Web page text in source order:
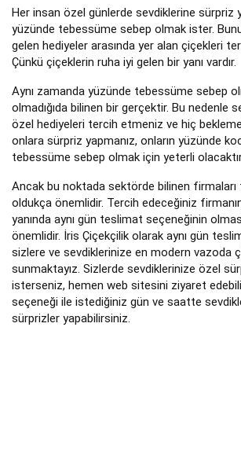
Her insan özel günlerde sevdiklerine sürpriz
yüzünde tebessüme sebep olmak ister.
gelen hediyeler arasında yer alan çiçekleri
Çünkü çiçeklerin ruha iyi gelen bir yanı vardır.
Aynı zamanda yüzünde tebessüme sebep
olmadığıda bilinen bir gerçektir. Bu nedenle
özel hediyeleri tercih etmeniz ve hiç
onlara sürpriz yapmanız, onların yüzünde
tebessüme sebep olmak için yeterli
Ancak bu noktada sektörde bilinen
oldukça önemlidir. Tercih edeceğiniz
yanında aynı gün teslimat seçeneğinin
önemlidir. İris Çiçekçilik olarak aynı gün
sizlere ve sevdiklerinize en modern vazoda
sunmaktayız. Sizlerde sevdiklerinize özel
isterseniz, hemen web sitesini ziyaret
seçeneği ile istediğiniz gün ve saatte
sürprizler yapabilirsiniz.